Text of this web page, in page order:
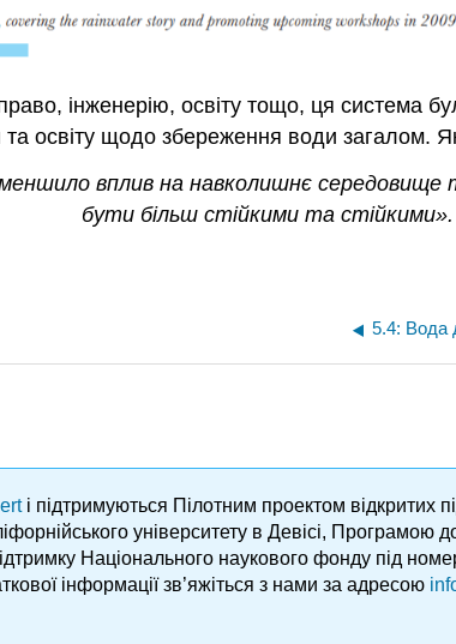
інженерію, освіту тощо, ця система
та освіту щодо збереження води загалом.
вплив на навколишнє
бути більш стійкими та стійкими».
і підтримуються Пілотним проектом відкритих
університету в Девісі,
Національного наукового фонду під
інформації зв’яжіться з нами за адресою